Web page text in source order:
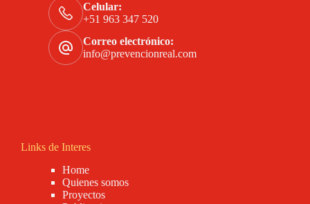
Celular:
+51 963 347 520
Correo electrónico:
info@prevencionreal.com
Links de Interes
Home
Quienes somos
Proyectos